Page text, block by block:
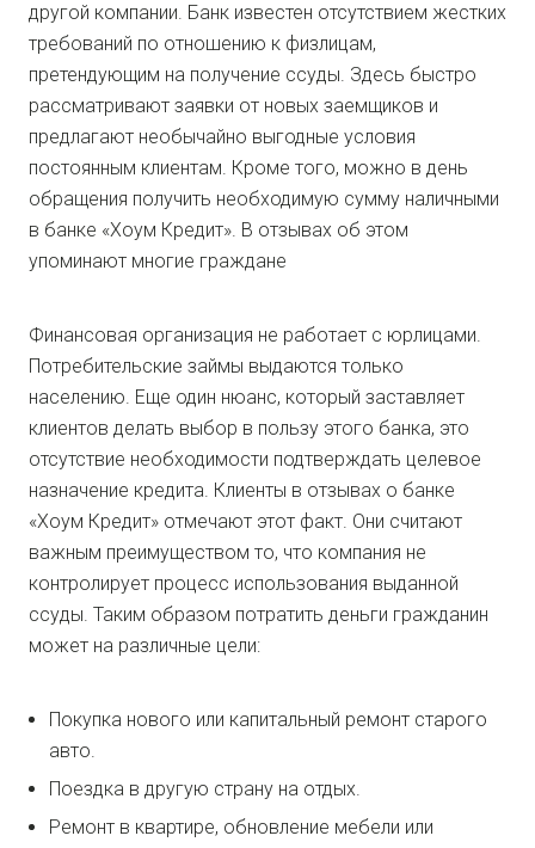
другой компании. Банк известен отсутствием жестких
требований по отношению к физлицам,
претендующим на получение ссуды. Здесь быстро
рассматривают заявки от новых заемщиков и
предлагают необычайно выгодные условия
постоянным клиентам. Кроме того, можно в день
обращения получить необходимую сумму наличными
в банке «Хоум Кредит». В отзывах об этом
упоминают многие граждане
Финансовая организация не работает с юрлицами.
Потребительские займы выдаются только
населению. Еще один нюанс, который заставляет
клиентов делать выбор в пользу этого банка, это
отсутствие необходимости подтверждать целевое
назначение кредита. Клиенты в отзывах о банке
«Хоум Кредит» отмечают этот факт. Они считают
важным преимуществом то, что компания не
контролирует процесс использования выданной
ссуды. Таким образом потратить деньги гражданин
может на различные цели:
Покупка нового или капитальный ремонт старого
авто.
Поездка в другую страну на отдых.
Ремонт в квартире, обновление мебели или